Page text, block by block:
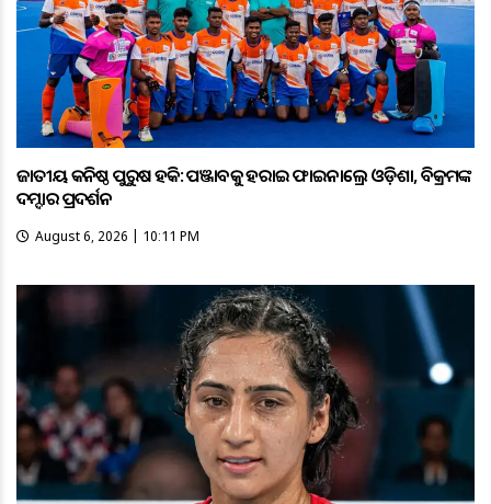
ଜାତୀୟ କନିଷ୍ଠ ପୁରୁଷ ହକି: ପଞ୍ଜାବକୁ ହରାଇ ଫାଇନାଲ୍ରେ ଓଡ଼ିଶା, ବିକ୍ରମଙ୍କ
ଦମ୍ଦାର ପ୍ରଦର୍ଶନ
August 6, 2026 | 10:11 PM